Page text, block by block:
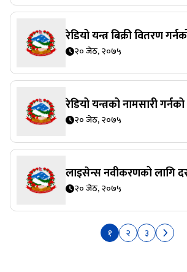
रेडियो यन्त्र बिक्री वितरण
२० जेठ, २०७५
रेडियो यन्त्रको नामसारी
२० जेठ, २०७५
लाइसेन्स नवीकरणको लागि
२० जेठ, २०७५
१ २ ३